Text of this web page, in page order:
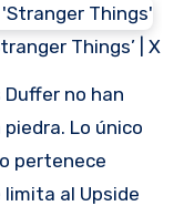
Things’ | X
no han
Lo único
pertenece
al Upside